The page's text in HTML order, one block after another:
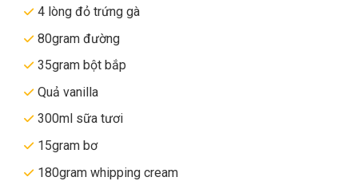
4 lòng đỏ trứng gà
80gram đường
35gram bột bắp
Quả vanilla
300ml sữa tươi
15gram bơ
180gram whipping cream